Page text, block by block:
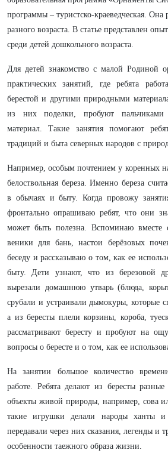
программы – туристско-краеведческая. Она
разного возраста. В статье представлен
среди детей дошкольного возраста.
Для детей знакомство с малой Родиной
практических занятий, где ребята
берестой и другими природными
из них поделки, пробуют
материал. Такие занятия помогают
традиций и быта северных народов с
Например, особым почтением у коренных
белоствольная береза. Именно береза
в обычаях и быту. Когда провожу
фронтально опрашиваю ребят, что они
может быть полезна. Вспоминаю вместе
веники для бань, настои берёзовых
беседу и рассказываю о том, как ее
быту. Дети узнают, что из березовой
вырезали домашнюю утварь (блюда,
срубали и устраивали дымокуры, которые
а из бересты плели корзины, короба,
рассматривают бересту и пробуют на
вопросы о бересте и о том, как ее
На занятии большое количество
работе. Ребята делают из бересты
объекты живой природы, например, сова
такие игрушки делали народы ханты
передавали через них сказания, легенды и
особенности таежного образа жизни.